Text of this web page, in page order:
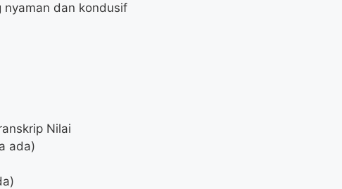
nyaman dan kondusif
Nilai
ada)